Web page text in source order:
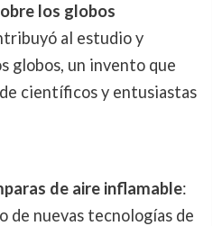
los globos
al estudio y
globos, un invento que
científicos y entusiastas
de aire inflamable:
de nuevas tecnologías de